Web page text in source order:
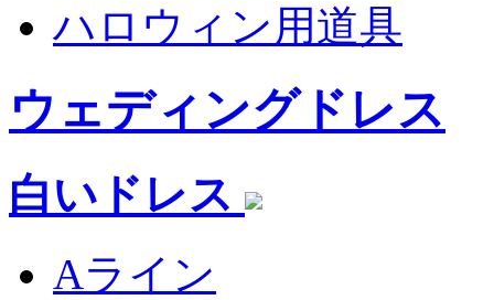
ハロウィン用道具
ウェディングドレス
白いドレス
Aライン